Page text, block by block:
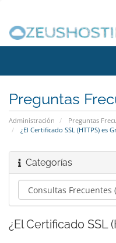
Preguntas
Administración Preguntas
¿El Certificado SSL (HTTPS) es
Categorías
¿El Certificado SSL